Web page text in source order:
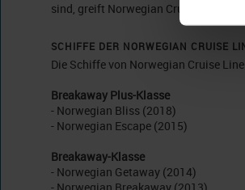
sind, greift Norwegian Cruise Line
SCHIFFE DER NORWEGIAN CRUISE
Die Schiffe von Norwegian Cruise
Breakaway Plus-Klasse
- Norwegian Bliss (2018)
- Norwegian Escape (2015)
Breakaway-Klasse
- Norwegian Getaway (2014)